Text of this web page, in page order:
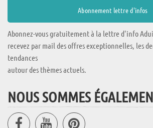
Abonnez-vous gratuitement à la lettre d'info
recevez par mail des offres exceptionnelles, les
tendances
autour des thèmes actuels.
NOUS SOMMES